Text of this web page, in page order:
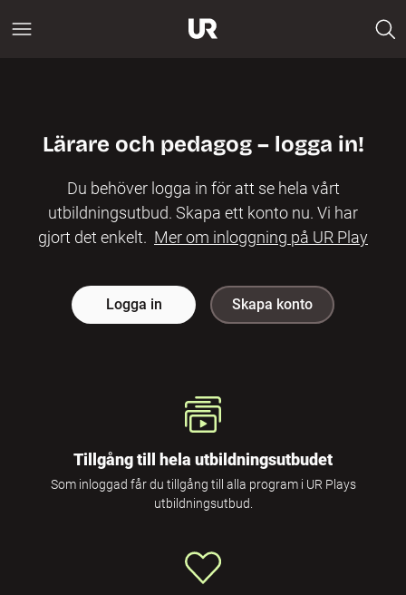
Lärare och pedagog – logga in!
Du behöver logga in för att se hela vårt
utbildningsutbud. Skapa ett konto nu. Vi har
gjort det enkelt. Mer om inloggning på UR Play
Logga in Skapa konto
Tillgång till hela utbildningsutbudet
Som inloggad får du tillgång till alla program i UR Plays
utbildningsutbud.